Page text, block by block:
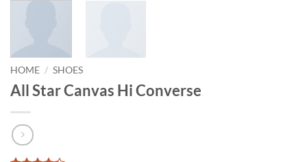
HOME / SHOES
All Star Canvas Hi Converse